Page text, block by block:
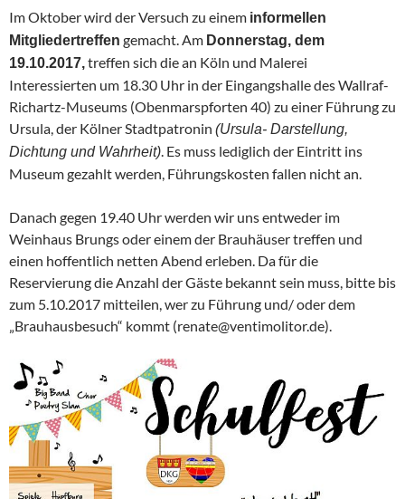
Im Oktober wird der Versuch zu einem informellen
Mitgliedertreffen gemacht. Am Donnerstag, dem
19.10.2017,treffen sich die an Köln und Malerei
Interessierten um 18.30 Uhr in der Eingangshalle des Wallraf-
Richartz-Museums (Obenmarspforten 40) zu einer Führung zu
Ursula, der Kölner Stadtpatronin (Ursula- Darstellung,
Dichtung und Wahrheit). Es muss lediglich der Eintritt ins
Museum gezahlt werden, Führungskosten fallen nicht an.
Danach gegen 19.40 Uhr werden wir uns entweder im
Weinhaus Brungs oder einem der Brauhäuser treffen und
einen hoffentlich netten Abend erleben. Da für die
Reservierung die Anzahl der Gäste bekannt sein muss, bitte bis
zum 5.10.2017 mitteilen, wer zu Führung und/ oder dem
„Brauhausbesuch“ kommt (renate@ventimolitor.de).